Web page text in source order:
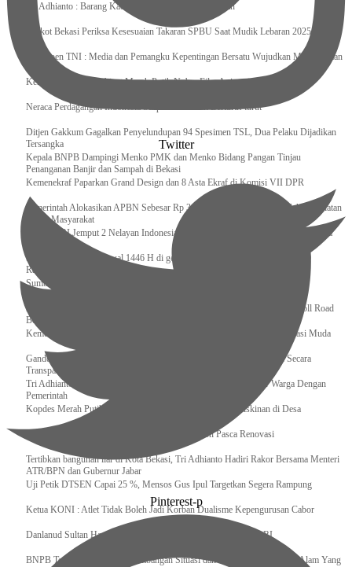
Tri Adhianto : Barang Kadaluarsa Segera di Kembalikan
Walkot Bekasi Periksa Kesesuaian Takaran SPBU Saat Mudik Lebaran 2025
Kapuspen TNI : Media dan Pemangku Kepentingan Bersatu Wujudkan Mudik Aman
Kemenekraf Ajak Kabinet Merah Putih Nobar Film Animasi Jumbo
Neraca Perdagangan Indonesia Surplus 58 Bulan Berturut-turut
Ditjen Gakkum Gagalkan Penyelundupan 94 Spesimen TSL, Dua Pelaku Dijadikan
Tersangka
Kepala BNPB Dampingi Menko PMK dan Menko Bidang Pangan Tinjau
Penanganan Banjir dan Sampah di Bekasi
Kemenekraf Paparkan Grand Design dan 8 Asta Ekraf di Komisi VII DPR
Pemerintah Alokasikan APBN Sebesar Rp 3,4 Triliun untuk Program Cek Kesehatan
Gratis Masyarakat
Bakamla RI Jemput 2 Nelayan Indonesia di Perbatasan Terluar Indonesia Malaysia
Sidang Isbat Awal Syawal 1446 H di gelar oleh Kementerian Agama pada 29
Ramadan
Sumber Daya Adalah Tantangan Penanganan Darurat Bencana di Daerah
Dukung Kelancaran Lalu Lintas Libur Idul Fitri 1446h / 2025m, Waskita Toll Road
Berlakukan Diskon Tarif Sebesar 20%
Kemenekraf – Kemeninves Perkuat Sinergi Demi Lapangan Kerja Generasi Muda
Gandeng KPK , Gus Ipul Memastikan Penyaluran Bansos Dilakukan Secara
Transparan dan Tepat Sasaran
Tri Adhianto Katakan : Tarling Sebagai Sarana Komunikasi Antar Warga Dengan
Pemerintah
Kopdes Merah Putih Instrumen Penting Pengentasan Kemiskinan di Desa
Presiden, Prabowo Subianto Resmikan 17 Stadion Pasca Renovasi
Tertibkan bangunan liar di Kota Bekasi, Tri Adhianto Hadiri Rakor Bersama Menteri
ATR/BPN dan Gubernur Jabar
Uji Petik DTSEN Capai 25 %, Mensos Gus Ipul Targetkan Segera Rampung
Ketua KONI : Atlet Tidak Boleh Jadi Korban Dualisme Kepengurusan Cabor
Danlanud Sultan Hasanuddin Ikuti Exit Meeting Bersama BPK RI
BNPB Terus Memantau Perkembangan Situasi dan Penanganan Bencana Alam Yang
Twitter
Pinterest-p